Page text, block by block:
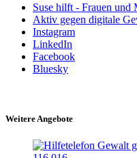
Suse hilft - Frauen und
Aktiv gegen digitale
Instagram
LinkedIn
Facebook
Bluesky
Weitere Angebote